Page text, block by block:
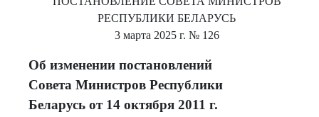
РЕСПУБЛИКИ БЕЛАРУСЬ
3 марта 2025 г. № 126
Об изменении постановлений
Совета Министров Республики
Беларусь от 14 октября 2011 г.